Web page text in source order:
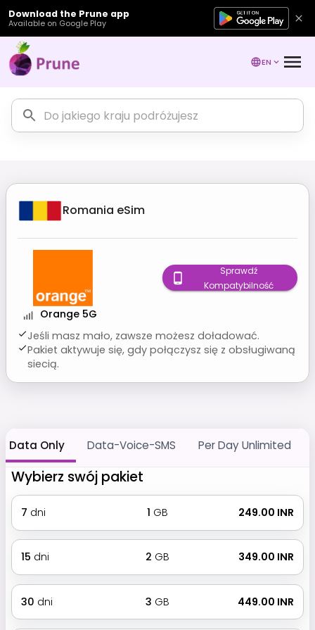
Download the Prune app
Available on Google Play
EN
Romania eSim
Orange 5G
Jeśli masz mało, zawsze możesz doładować.
Pakiet aktywuje się, gdy połączysz się z obsługiwaną
siecią.
Sprawdź
Kompatybilność
Data Only Data-Voice-SMS Per Day Unlimited
Wybierz swój pakiet
7 dni 1 GB ₹ 249.00 INR
15 dni 2 GB ₹ 349.00 INR
30 dni 3 GB ₹ 449.00 INR